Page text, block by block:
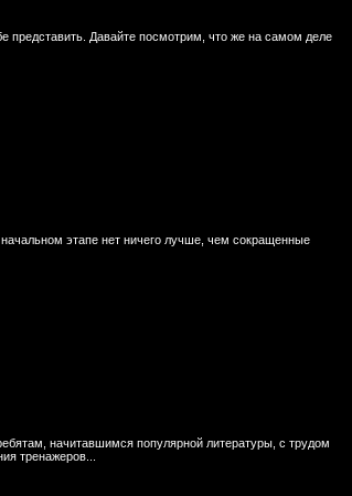
представить. Давайте посмотрим, что же на самом деле
этапе нет ничего лучше, чем сокращенные
начитавшимся популярной литературы, с трудом
тренажеров...